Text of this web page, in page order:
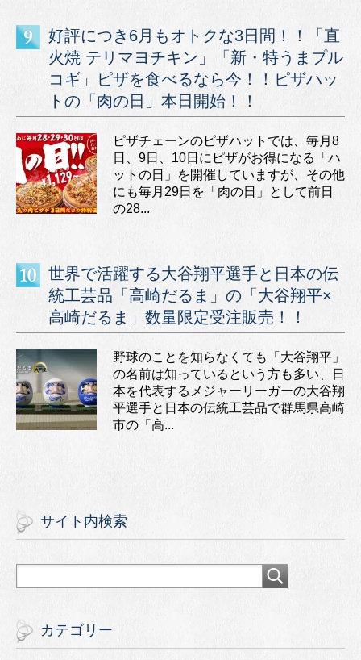
好評につき6月もオトクな3日間！！「直
火焼 テリマヨチキン」「新・特うまプル
コギ」ピザを食べるなら今！！ピザハッ
トの「肉の日」本日開始！！
ピザチェーンのピザハットでは、毎月8
日、9日、10日にピザがお得になる「ハ
ットの日」を開催していますが、その他
にも毎月29日を「肉の日」として前日
の28...
世界で活躍する大谷翔平選手と日本の伝
統工芸品「高崎だるま」の「大谷翔平×
高崎だるま」数量限定受注販売！！
野球のことを知らなくても「大谷翔平」
の名前は知っているという方も多い、日
本を代表するメジャーリーガーの大谷翔
平選手と日本の伝統工芸品で群馬県高崎
市の「高...
サイト内検索
カテゴリー